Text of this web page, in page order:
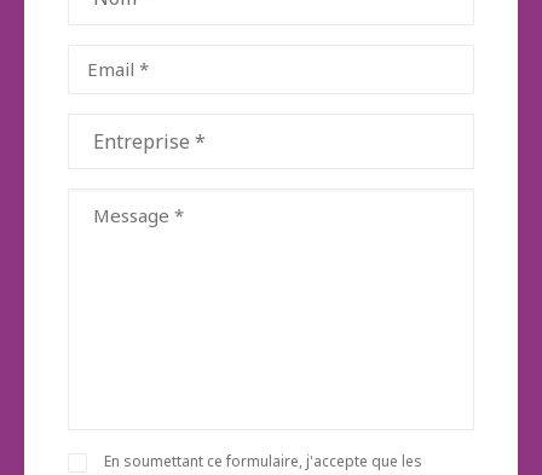
Email(Nécessaire)
Entreprise (Nécessaire)
Message (Nécessaire)
Consent (Nécessaire)
En soumettant ce formulaire, j'accepte que les